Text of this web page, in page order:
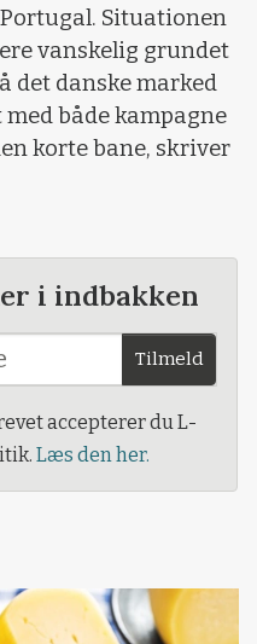
Situationen
vanskelig grundet
det danske marked
både kampagne
korte bane, skriver
i indbakken
Tilmeld
accepterer du L-
Læs den her.